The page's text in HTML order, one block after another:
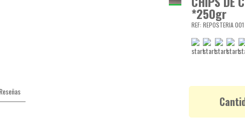
Reseñas
*250gr
REF: REPOSTERIA 001